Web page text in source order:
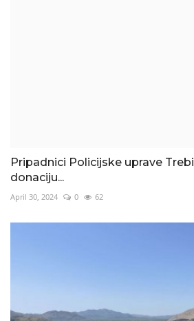
Pripadnici Policijske uprave
donaciju...
April 30, 2024 0 62